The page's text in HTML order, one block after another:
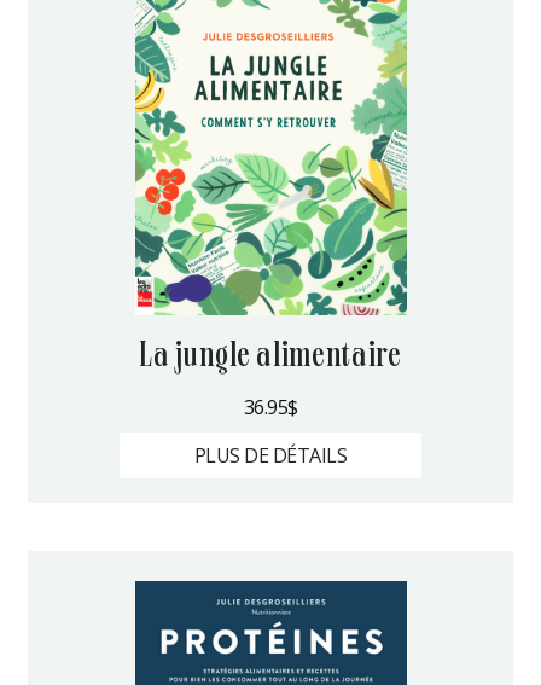
la jungle alimentaire
36.95$
PLUS DE DÉTAILS